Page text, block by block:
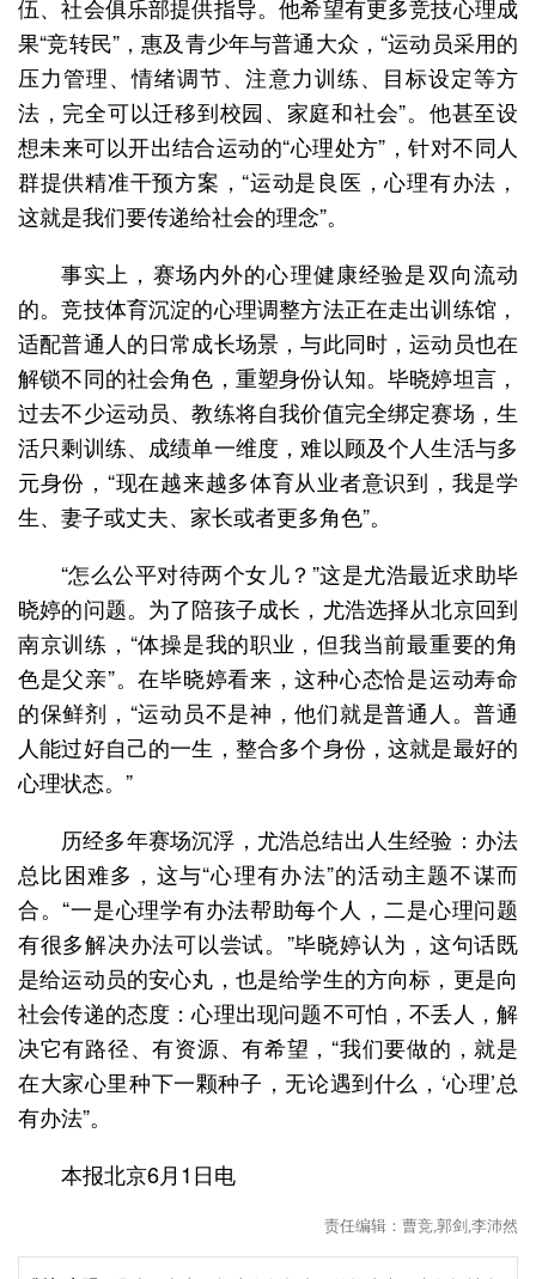
伍、社会俱乐部提供指导。他希望有更多竞技心理成
果“竞转民”，惠及青少年与普通大众，“运动员采用的
压力管理、情绪调节、注意力训练、目标设定等方
法，完全可以迁移到校园、家庭和社会”。他甚至设
想未来可以开出结合运动的“心理处方”，针对不同人
群提供精准干预方案，“运动是良医，心理有办法，
这就是我们要传递给社会的理念”。
事实上，赛场内外的心理健康经验是双向流动
的。竞技体育沉淀的心理调整方法正在走出训练馆，
适配普通人的日常成长场景，与此同时，运动员也在
解锁不同的社会角色，重塑身份认知。毕晓婷坦言，
过去不少运动员、教练将自我价值完全绑定赛场，生
活只剩训练、成绩单一维度，难以顾及个人生活与多
元身份，“现在越来越多体育从业者意识到，我是学
生、妻子或丈夫、家长或者更多角色”。
“怎么公平对待两个女儿？”这是尤浩最近求助毕
晓婷的问题。为了陪孩子成长，尤浩选择从北京回到
南京训练，“体操是我的职业，但我当前最重要的角
色是父亲”。在毕晓婷看来，这种心态恰是运动寿命
的保鲜剂，“运动员不是神，他们就是普通人。普通
人能过好自己的一生，整合多个身份，这就是最好的
心理状态。”
历经多年赛场沉浮，尤浩总结出人生经验：办法
总比困难多，这与“心理有办法”的活动主题不谋而
合。“一是心理学有办法帮助每个人，二是心理问题
有很多解决办法可以尝试。”毕晓婷认为，这句话既
是给运动员的安心丸，也是给学生的方向标，更是向
社会传递的态度：心理出现问题不可怕，不丢人，解
决它有路径、有资源、有希望，“我们要做的，就是
在大家心里种下一颗种子，无论遇到什么，‘心理’总
有办法”。
本报北京6月1日电
责任编辑：曹竞,郭剑,李沛然